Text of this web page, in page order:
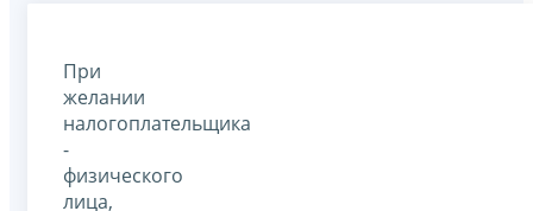
При
желании
налогоплательщика
-
физического
лица,